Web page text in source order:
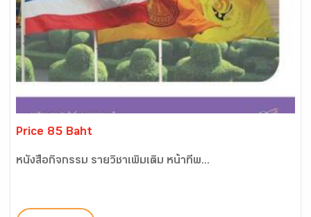
Price 85 Baht
หนังสือกิจกรรม รายวิชาเพิ่มเติม หน้าที่พ...